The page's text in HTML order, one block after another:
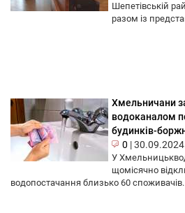
Шепетівській
разом із
Хмельничани
водоканалом
будинків-
0 |30.09.2024
У
щомісячно
водопостачання близько 60 споживачів.